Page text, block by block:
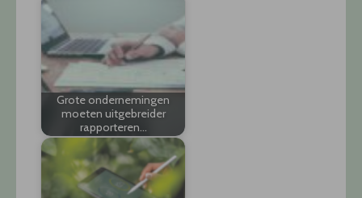
Grote ondernemingen
moeten uitgebreider
rapporteren…